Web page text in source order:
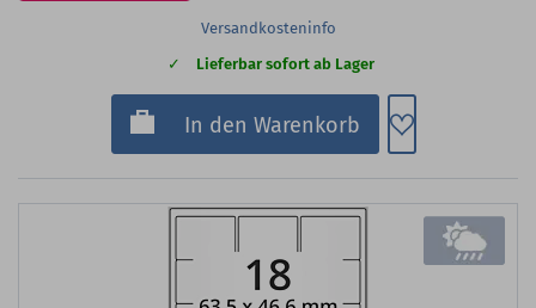
Versandkosteninfo
Lieferbar sofort ab Lager
In den Warenkorb Zum